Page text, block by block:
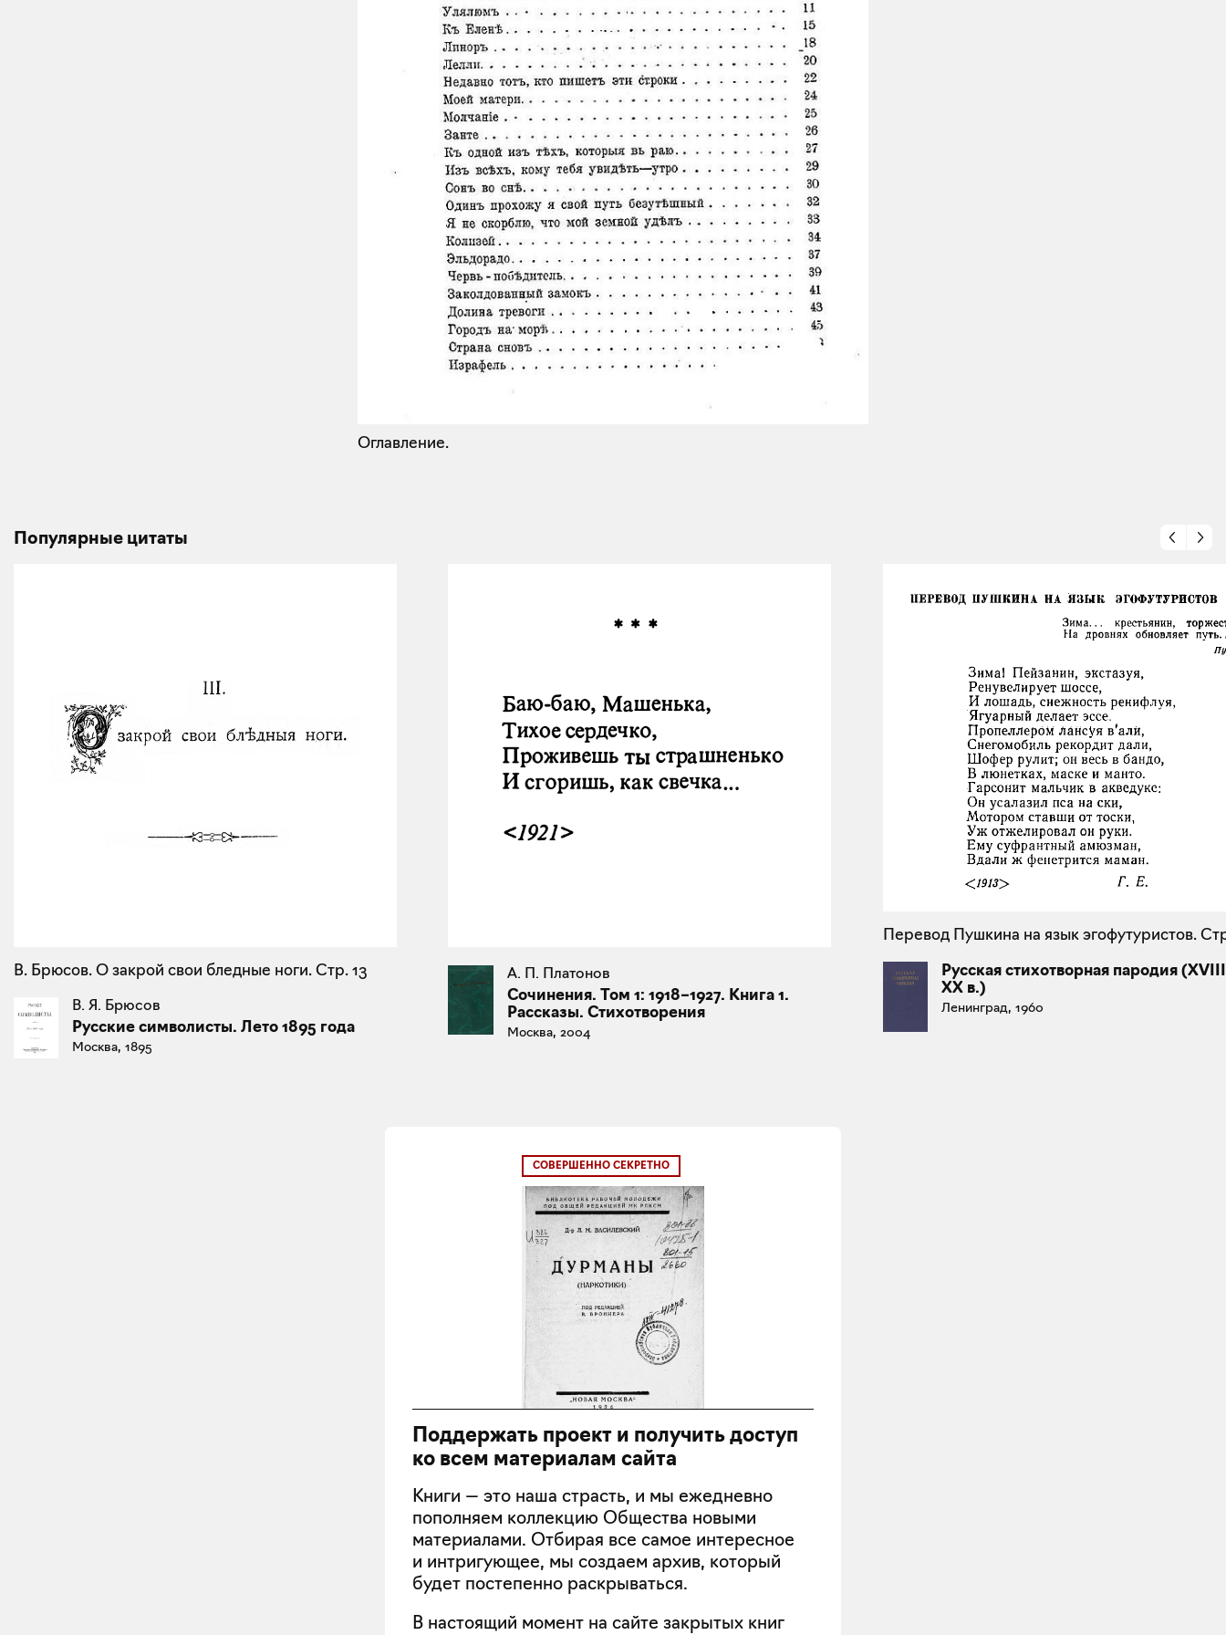
Оглавление.
Популярные цитаты
В. Брюсов. О закрой свои бледные ноги. Стр. 13
В. Я. Брюсов
Русские символисты. Лето 1895 года
Москва, 1895
А. П. Платонов
Сочинения. Том 1: 1918–1927. Книга 1.
Рассказы. Стихотворения
Москва, 2004
Перевод Пушкина на язык эгофутуристов.
Русская стихотворная пародия
XX в.)
Ленинград, 1960
СОВЕРШЕННО СЕКРЕТНО
Поддержать проект и получить доступ
ко всем материалам сайта
Книги — это наша страсть, и мы ежедневно
пополняем коллекцию Общества новыми
материалами. Отбирая все самое интересное
и интригующее, мы создаем архив, который
будет постепенно раскрываться.
В настоящий момент на сайте закрытых книг